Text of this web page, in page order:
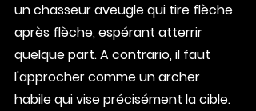
un chasseur aveugle qui tire flèche
après flèche, espérant atterrir
quelque part. A contrario, il faut
l'approcher comme un archer
habile qui vise précisément la cible.